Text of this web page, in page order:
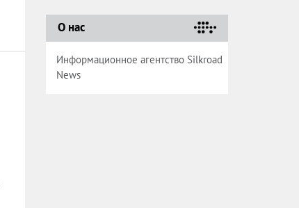
О нас
Информационное агентство Silkroad
News